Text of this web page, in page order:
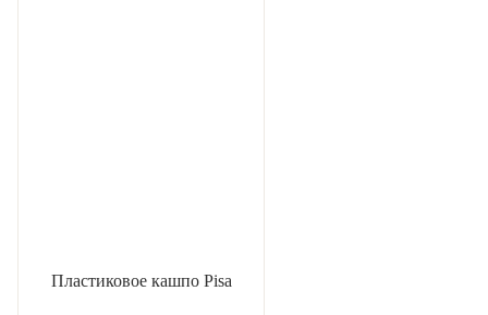
Пластиковое кашпо Pisa